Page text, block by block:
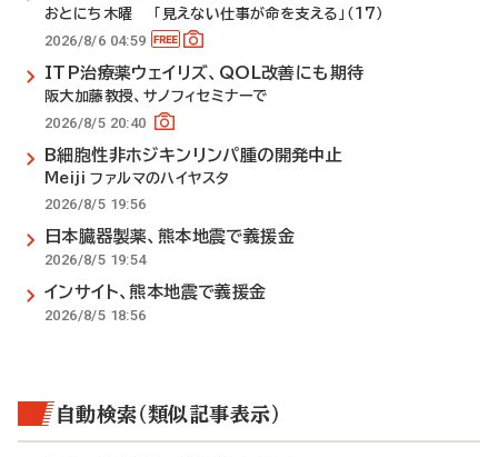
おとにち木曜 「見えない仕事が命を支える」（17）
2026/8/6 04:59
ITP治療薬ウェイリズ、QOL改善にも期待
阪大加藤教授、サノフィセミナーで
2026/8/5 20:40
B細胞性非ホジキンリンパ腫の開発中止
Meiji ファルマのハイヤスタ
2026/8/5 19:56
日本臓器製薬、熊本地震で義援金
2026/8/5 19:54
インサイト、熊本地震で義援金
2026/8/5 18:56
自動検索（類似記事表示）